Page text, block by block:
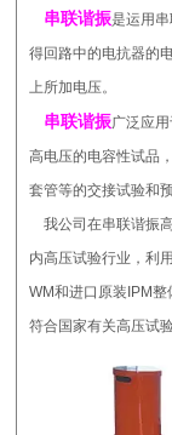
串联谐振是运用
得回路中的电抗器的
上所加电压。
串联谐振广泛应
高电压的电容性试品
套管等的交接试验和
我公司在串联谐振
内高压试验行业，利
WM和进口原装IPM
符合国家有关高压试